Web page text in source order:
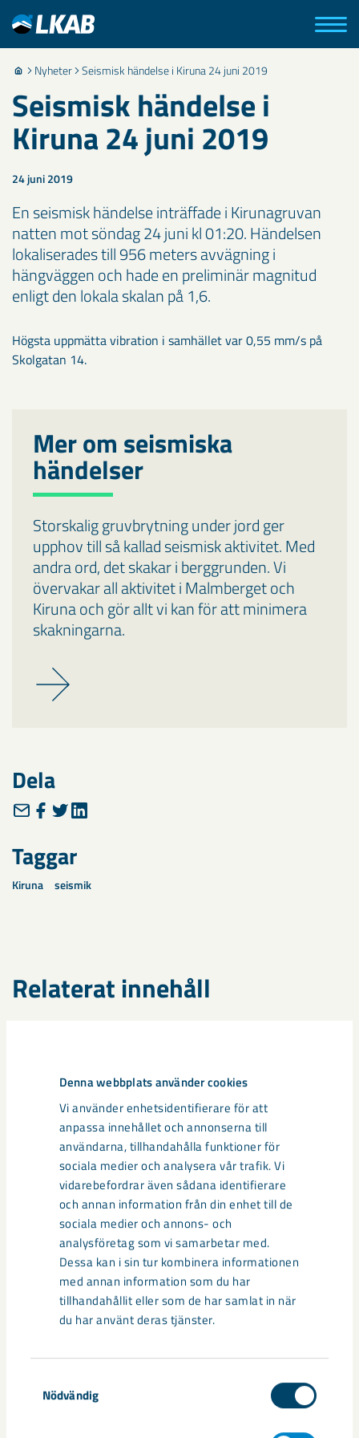
Denna webbplats använder cookies
Vi använder enhetsidentifierare för att
anpassa innehållet och annonserna till
användarna, tillhandahålla funktioner för
sociala medier och analysera vår trafik. Vi
vidarebefordrar även sådana identifierare
och annan information från din enhet till de
sociala medier och annons- och
analysföretag som vi samarbetar med.
Dessa kan i sin tur kombinera informationen
med annan information som du har
tillhandahållit eller som de har samlat in när
du har använt deras tjänster.
Nödvändig
Nyheter Seismisk händelse i Kiruna 24 juni 2019
Seismisk händelse i
Kiruna 24 juni 2019
24 juni 2019
​En seismisk händelse inträffade i Kirunagruvan
natten mot söndag 24 juni kl 01:20. Händelsen
lokaliserades till 956 meters avvägning i
hängväggen och hade en preliminär magnitud
enligt den lokala skalan på 1,6.
​Högsta uppmätta vibration i samhället var 0,55 mm/s på
Skolgatan 14.
Mer om seismiska
händelser
Storskalig gruvbrytning under jord ger
upphov till så kallad seismisk aktivitet. Med
andra ord, det skakar i berggrunden. Vi
övervakar all aktivitet i Malmberget och
Kiruna och gör allt vi kan för att minimera
skakningarna.
Dela
Taggar
Kiruna seismik
Relaterat innehåll
Sibirien-området i gamla Kiruna
centrum avvecklas under 2026
– bland annat ...